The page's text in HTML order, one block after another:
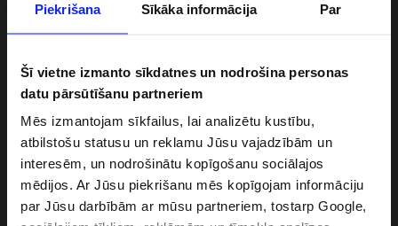
Piekrišana Sīkāka informācija Par
Šī vietne izmanto sīkdatnes un nodrošina personas
datu pārsūtīšanu partneriem
Mēs izmantojam sīkfailus, lai analizētu kustību,
atbilstošu statusu un reklamu Jūsu vajadzībām un
interesēm, un nodrošinātu kopīgošanu sociālajos
mēdijos. Ar Jūsu piekrišanu mēs kopīgojam informāciju
par Jūsu darbībām ar mūsu partneriem, tostarp Google,